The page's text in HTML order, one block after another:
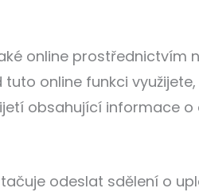
online prostřednictvím
online funkci
obsahující informace
odeslat sdělení o